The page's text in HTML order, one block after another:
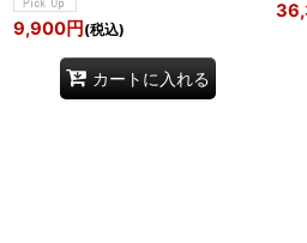
9,900円 (税込)
カートに入れる